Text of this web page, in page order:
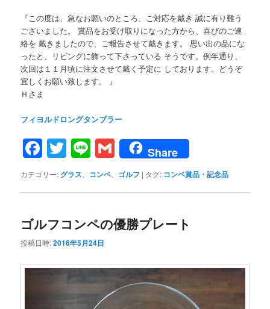
『この度は、急なお願いのところ、ご対応を戴き 誠に有り難う
ございました。 賞品をお受け取りになった方から、喜びのご連
絡を 戴きましたので、ご報告させて戴きます。 思い出の品にな
ったと、リビングに飾って下さっている そうです。例年通り、
次回は１１月頃に注文させて戴く予定に しております。どうぞ
宜しくお願い致します。 』
Ｈさま
フィヨルドロングタンブラー
Facebook
Twitter
LineGmail
Share
カテゴリー: グラス コンペ、 ゴルフ | タグ: コンペ賞品・記念品
ゴルフコンペの優勝プレート
投稿日時:2016年5月24日